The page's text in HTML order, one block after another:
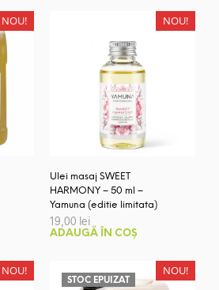
NOU! NOU!
Ulei masaj SWEET
HARMONY – 50 ml –
Yamuna (editie limitata)
19,00 lei
ADAUGĂ ÎN COȘ
NOU! NOU!
STOC EPUIZAT